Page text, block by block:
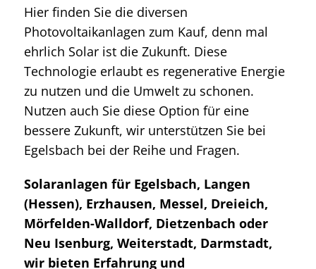
Hier finden Sie die diversen
Photovoltaikanlagen zum Kauf, denn mal
ehrlich Solar ist die Zukunft. Diese
Technologie erlaubt es regenerative Energie
zu nutzen und die Umwelt zu schonen.
Nutzen auch Sie diese Option für eine
bessere Zukunft, wir unterstützen Sie bei
Egelsbach bei der Reihe und Fragen.
Solaranlagen für Egelsbach, Langen
(Hessen), Erzhausen, Messel, Dreieich,
Mörfelden-Walldorf, Dietzenbach oder
Neu Isenburg, Weiterstadt, Darmstadt,
wir bieten Erfahrung und